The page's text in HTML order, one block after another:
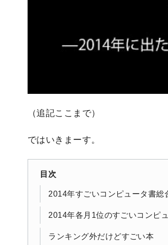
（追記ここまで）
ではいきまーす。
目次
2014年すごいコンピュータ書総
2014年各月1位のすごいコンピ
ランキング外だけどすごい本